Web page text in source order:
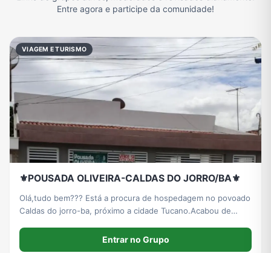
Filmes e Séries Frases e Mensagens Futebol Games e Jogos
Ganhar Dinheiro Imobiliária Memes, Engraçados e Zoeira Moda e Beleza
Outros
Política Profissões Receitas Redes Sociais
Religião Tecnologia TV
Entre agora e participe da comunidade!
VIAGEM E TURISMO
⚜️POUSADA OLIVEIRA-CALDAS DO JORRO/BA⚜️
Olá,tudo bem??? Está a procura de hospedagem no povoado
Caldas do jorro-ba, próximo a cidade Tucano.Acabou de
e estamos a sua disposição para sanar quaisquer dúvida...
Entrar no Grupo